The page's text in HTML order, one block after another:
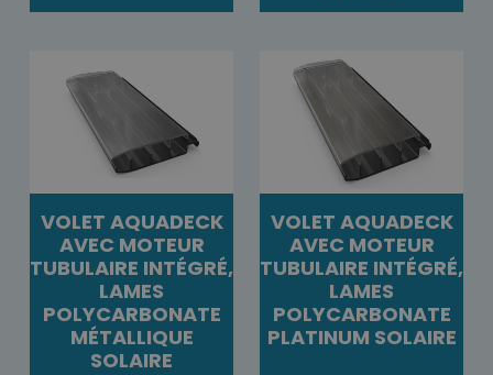
VOLET AQUADECK
AVEC MOTEUR
TUBULAIRE INTÉGRÉ,
LAMES
POLYCARBONATE
MÉTALLIQUE
SOLAIRE
VOLET AQUADECK
AVEC MOTEUR
TUBULAIRE INTÉGRÉ,
LAMES
POLYCARBONATE
PLATINUM SOLAIRE